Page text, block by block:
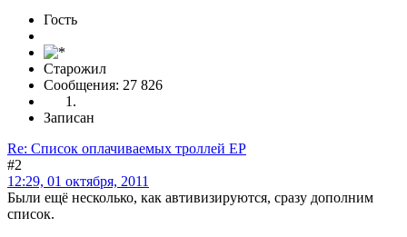
Гость
Старожил
Сообщения: 27 826
Записан
Re: Список оплачиваемых троллей ЕР
#2
12:29, 01 октября, 2011
Были ещё несколько, как автивизируются, сразу дополним
список.